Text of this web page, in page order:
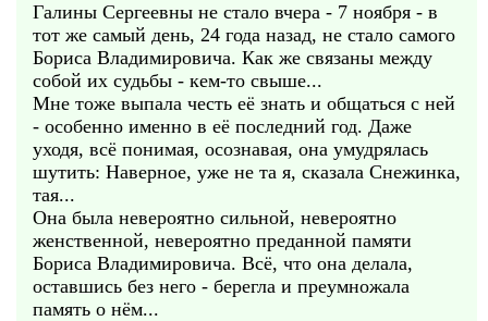
Галины Сергеевны не стало вчера - 7 ноября - в
тот же самый день, 24 года назад, не стало самого
Бориса Владимировича. Как же связаны между
собой их судьбы - кем-то свыше...
Мне тоже выпала честь её знать и общаться с ней
- особенно именно в её последний год. Даже
уходя, всё понимая, осознавая, она умудрялась
шутить: Наверное, уже не та я, сказала Снежинка,
тая...
Она была невероятно сильной, невероятно
женственной, невероятно преданной памяти
Бориса Владимировича. Всё, что она делала,
оставшись без него - берегла и преумножала
память о нём...